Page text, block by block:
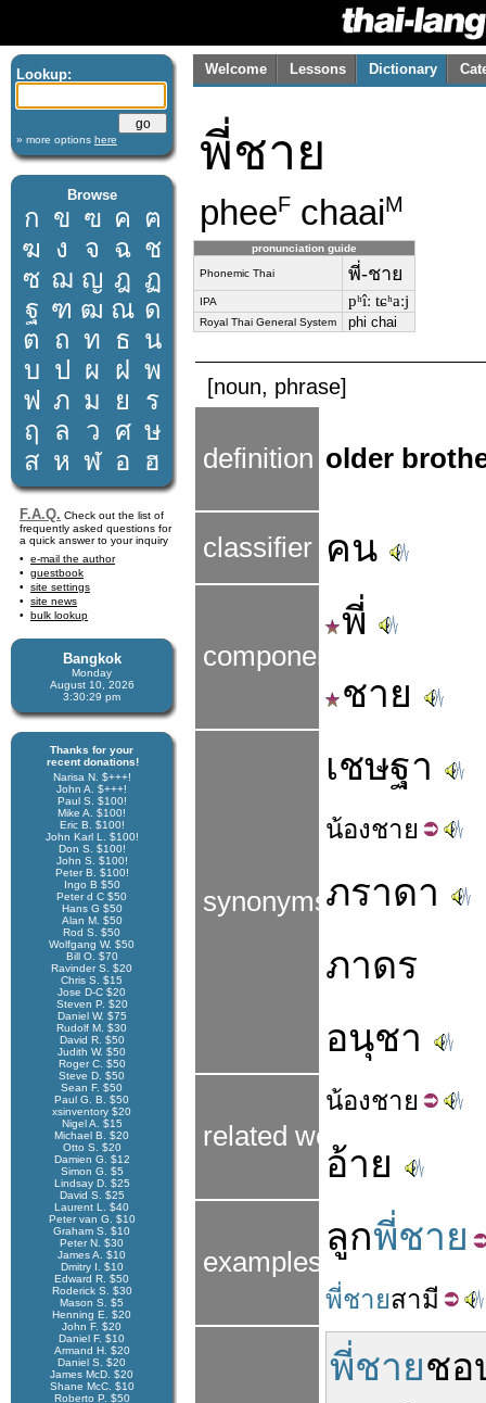
Lookup:
» more options here
Browse
ก ข ฃ ค ฅ
ฆ ง จ ฉ ช
ซ ฌ ญ ฎ ฏ
ฐ ฑ ฒ ณ ด
ต ถ ท ธ น
บ ป ผ ฝ พ
ฟ ภ ม ย
ร
ฤ
ล ว ศ ษ
ส ห ฬ อ ฮ
F.A.Q. Check out the list of
frequently asked questions for
a quick answer to your inquiry
e-mail the author
guestbook
site settings
site news
bulk lookup
Bangkok
Monday
August 10, 2026
3:30:30 pm
Thanks for your
recent donations!
Narisa N. $+++!
John A. $+++!
Paul S. $100!
Mike A. $100!
Eric B. $100!
John Karl L. $100!
Don S. $100!
John S. $100!
Peter B. $100!
Ingo B $50
Peter d C $50
Hans G $50
Alan M. $50
Rod S. $50
Wolfgang W. $50
Bill O. $70
Ravinder S. $20
Chris S. $15
Jose D-C $20
Steven P. $20
Daniel W. $75
Rudolf M. $30
David R. $50
Judith W. $50
Roger C. $50
Steve D. $50
Sean F. $50
Paul G. B. $50
xsinventory $20
Nigel A. $15
Michael B. $20
Otto S. $20
Damien G. $12
Simon G. $5
Lindsay D. $25
David S. $25
Laurent L. $40
Peter van G. $10
Graham S. $10
Peter N. $30
James A. $10
Dmitry I. $10
Edward R. $50
Roderick S. $30
Mason S. $5
Henning E. $20
John F. $20
Daniel F. $10
Armand H. $20
Daniel S. $20
James McD. $20
Shane McC. $10
Roberto P. $50
Welcome Lessons Dictionary
พี่ชาย
pheeF chaaiM
pronunciation guide
Phonemic Thai พี่-ชาย
IPA pʰîː tɕʰaːj
Royal Thai General System phi chai
[noun, phrase]
definition older
classifier คน
components
พี่
ชาย
synonyms
เชษฐา
น้องชาย
ภราดา
ภาดร
อนุชา
related words
น้องชาย
อ้าย
examples
ลูกพี่ชาย
พี่ชายสามี
พี่ชายชอ